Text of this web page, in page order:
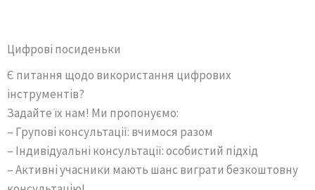
Цифрові посиденьки
Є питання щодо використання цифрових
інструментів?
Задайте їх нам! Ми пропонуємо:
– Групові консультації: вчимося разом
– Індивідуальні консультації: особистий підхід
– Активні учасники мають шанс виграти безкоштовну